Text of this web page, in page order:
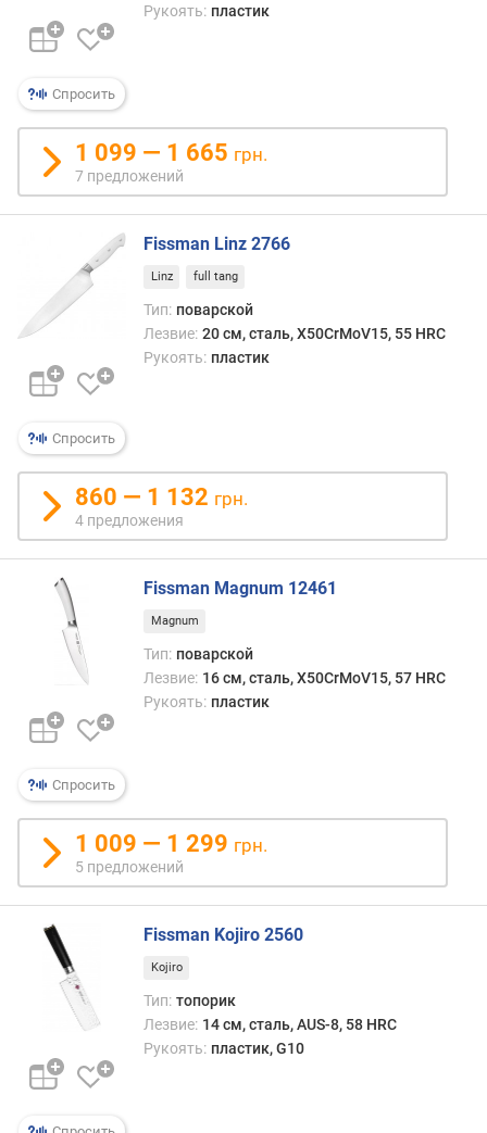
е
б
а
в
л
е
н
п
о
л
ч
е
с
т
в
у
п
ж
е
и
о
л
и
в
о
Спросить
Рукоять: пластик
1 099 — 1 665 грн.
7 предложений
Спросить
Fissman Linz 2766
Linz full tang
Тип: поварской
Лезвие: 20 см, сталь, X50CrMoV15, 55 HRC
Рукоять: пластик
860 — 1 132 грн.
4 предложения
Спросить
Fissman Magnum 12461
Magnum
Тип: поварской
Лезвие: 16 см, сталь, X50CrMoV15, 57 HRC
Рукоять: пластик
1 009 — 1 299 грн.
5 предложений
Fissman Kojiro 2560
Kojiro
Тип: топорик
Лезвие: 14 см, сталь, AUS-8, 58 HRC
Рукоять: пластик, G10